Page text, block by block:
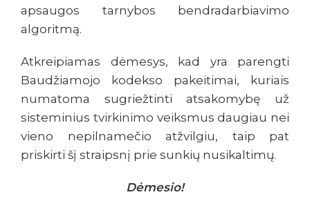
apsaugos tarnybos bendradarbiavimo
algoritmą.
Atkreipiamas dėmesys, kad yra parengti
Baudžiamojo kodekso pakeitimai, kuriais
numatoma sugriežtinti atsakomybę už
sisteminius tvirkinimo veiksmus daugiau nei
vieno nepilnamečio atžvilgiu, taip pat
priskirti šį straipsnį prie sunkių nusikaltimų.
Dėmesio!